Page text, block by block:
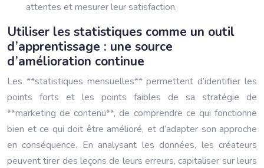
attentes et mesurer leur satisfaction.
Utiliser les statistiques comme un outil
d’apprentissage : une source
d’amélioration continue
Les **statistiques mensuelles** permettent d’identifier les
points forts et les points faibles de sa stratégie de
**marketing de contenu**, de comprendre ce qui fonctionne
bien et ce qui doit être amélioré, et d’adapter son approche
en conséquence. En analysant les données, les créateurs
peuvent tirer des leçons de leurs erreurs, capitaliser sur leurs